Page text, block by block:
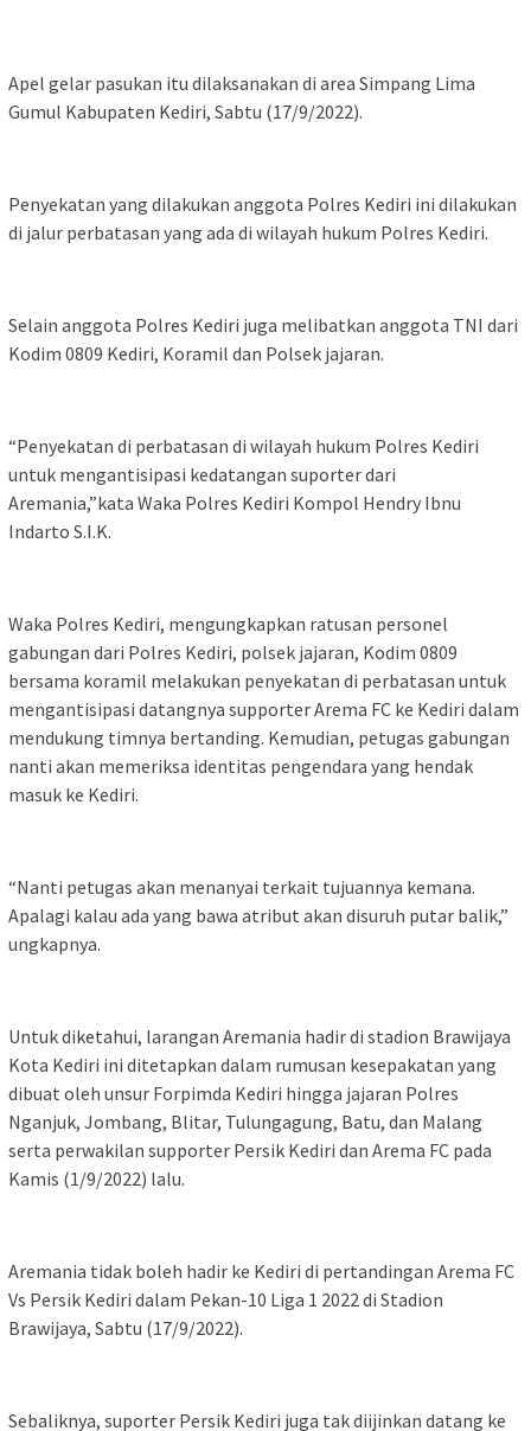
Apel gelar pasukan itu dilaksanakan di area Simpang Lima
Gumul Kabupaten Kediri, Sabtu (17/9/2022).
Penyekatan yang dilakukan anggota Polres Kediri ini dilakukan
di jalur perbatasan yang ada di wilayah hukum Polres Kediri.
Selain anggota Polres Kediri juga melibatkan anggota TNI dari
Kodim 0809 Kediri, Koramil dan Polsek jajaran.
“Penyekatan di perbatasan di wilayah hukum Polres Kediri
untuk mengantisipasi kedatangan suporter dari
Aremania,”kata Waka Polres Kediri Kompol Hendry Ibnu
Indarto S.I.K.
Waka Polres Kediri, mengungkapkan ratusan personel
gabungan dari Polres Kediri, polsek jajaran, Kodim 0809
bersama koramil melakukan penyekatan di perbatasan untuk
mengantisipasi datangnya supporter Arema FC ke Kediri dalam
mendukung timnya bertanding. Kemudian, petugas gabungan
nanti akan memeriksa identitas pengendara yang hendak
masuk ke Kediri.
“Nanti petugas akan menanyai terkait tujuannya kemana.
Apalagi kalau ada yang bawa atribut akan disuruh putar balik,”
ungkapnya.
Untuk diketahui, larangan Aremania hadir di stadion Brawijaya
Kota Kediri ini ditetapkan dalam rumusan kesepakatan yang
dibuat oleh unsur Forpimda Kediri hingga jajaran Polres
Nganjuk, Jombang, Blitar, Tulungagung, Batu, dan Malang
serta perwakilan supporter Persik Kediri dan Arema FC pada
Kamis (1/9/2022) lalu.
Aremania tidak boleh hadir ke Kediri di pertandingan Arema FC
Vs Persik Kediri dalam Pekan-10 Liga 1 2022 di Stadion
Brawijaya, Sabtu (17/9/2022).
Sebaliknya, suporter Persik Kediri juga tak diijinkan datang ke